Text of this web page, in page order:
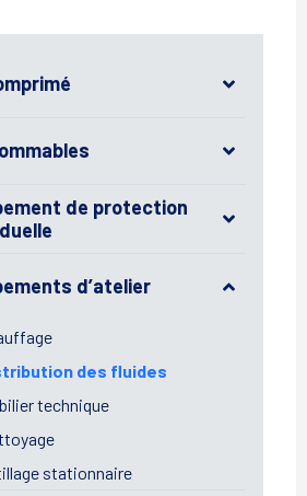
de protection
d’atelier
des fluides
technique
stationnaire